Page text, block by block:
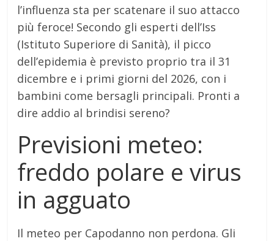
l’influenza sta per scatenare il suo attacco
più feroce! Secondo gli esperti dell’Iss
(Istituto Superiore di Sanità), il picco
dell’epidemia è previsto proprio tra il 31
dicembre e i primi giorni del 2026, con i
bambini come bersagli principali. Pronti a
dire addio al brindisi sereno?
Previsioni meteo:
freddo polare e virus
in agguato
Il meteo per Capodanno non perdona. Gli